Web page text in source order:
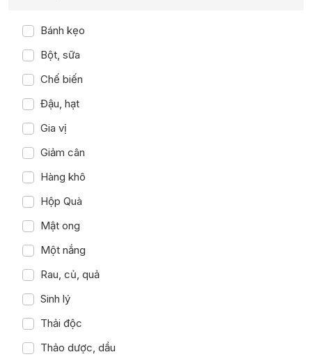
Bánh kẹo
Bột, sữa
Chế biến
Đậu, hạt
Gia vị
Giảm cân
Hàng khô
Hộp Quà
Mật ong
Một nắng
Rau, củ, quả
Sinh lý
Thải độc
Thảo dược, dầu